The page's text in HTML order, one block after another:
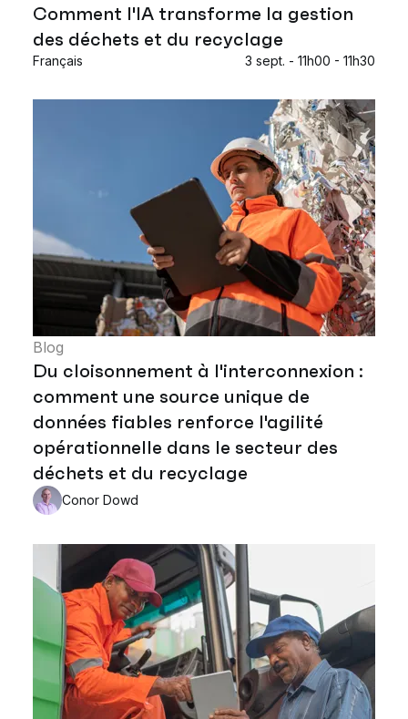
Comment l'IA transforme la gestion
des déchets et du recyclage
Français 3 sept. - 11h00 - 11h30
Blog
Du cloisonnement à l'interconnexion :
comment une source unique de
données fiables renforce l'agilité
opérationnelle dans le secteur des
déchets et du recyclage
Conor Dowd